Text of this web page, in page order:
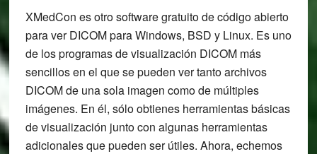
XMedCon es otro software gratuito de código abierto
para ver DICOM para Windows, BSD y Linux. Es uno
de los programas de visualización DICOM más
sencillos en el que se pueden ver tanto archivos
DICOM de una sola imagen como de múltiples
imágenes. En él, sólo obtienes herramientas básicas
de visualización junto con algunas herramientas
adicionales que pueden ser útiles. Ahora, echemos